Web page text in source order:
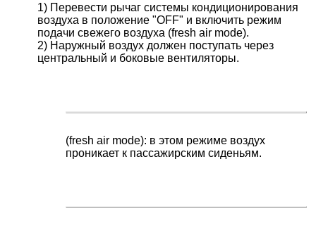
1) Перевести рычаг системы кондиционирования
воздуха в положение "OFF" и включить режим
подачи свежего воздуха (fresh air mode).
2) Наружный воздух должен поступать через
центральный и боковые вентиляторы.
(fresh air mode): в этом режиме воздух
проникает к пассажирским сиденьям.